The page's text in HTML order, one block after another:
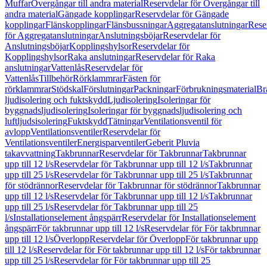
MuffarÖvergångar till andra materialReservdelar för Övergångar till
andra materialGängade kopplingarReservdelar för Gängade
kopplingarFlänskopplingarFlänsbussningarAggregatanslutningar
för AggregatanslutningarAnslutningsböjarReservdelar för
AnslutningsböjarKopplingshylsorReservdelar för
KopplingshylsorRaka anslutningarReservdelar för Raka
anslutningarVattenlåsReservdelar för
VattenlåsTillbehörRörklammrarFästen för
rörklammrarStödskalFörslutningarPackningarFörbrukningsmaterial
ljudisolering och fuktskyddLjudisoleringIsoleringar för
byggnadsljudisoleringIsoleringar för byggnadsljudisolering och
luftljudsisoleringFuktskyddTätningarVentilationsventil för
avloppVentilationsventilerReservdelar för
VentilationsventilerEnergisparventilerGeberit Pluvia
takavvattningTakbrunnarReservdelar för TakbrunnarTakbrunnar
upp till 12 l/sReservdelar för Takbrunnar upp till 12 l/sTakbrunnar
upp till 25 l/sReservdelar för Takbrunnar upp till 25 l/sTakbrunnar
för stödrännorReservdelar för Takbrunnar för stödrännorTakbrunnar
upp till 12 l/sReservdelar för Takbrunnar upp till 12 l/sTakbrunnar
upp till 25 l/sReservdelar för Takbrunnar upp till 25
l/sInstallationselement ångspärrReservdelar för Installationselement
ångspärrFör takbrunnar upp till 12 l/sReservdelar för För takbrunnar
upp till 12 l/sÖverloppReservdelar för ÖverloppFör takbrunnar upp
till 12 l/sReservdelar för För takbrunnar upp till 12 l/sFör takbrunnar
upp till 25 l/sReservdelar för För takbrunnar upp till 25